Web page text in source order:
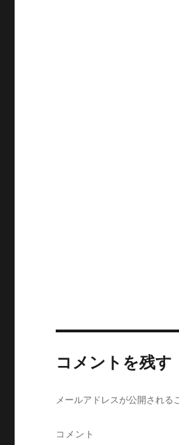
コメントを残す
メールアドレスが公開される
コメント